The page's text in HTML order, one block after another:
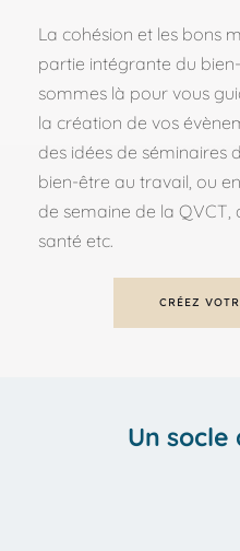
La cohésion et les bons
partie intégrante du
sommes là pour vous
la création de vos
des idées de séminaires
bien-être au travail, ou
de semaine de la
santé etc.
CRÉEZ
Un socle